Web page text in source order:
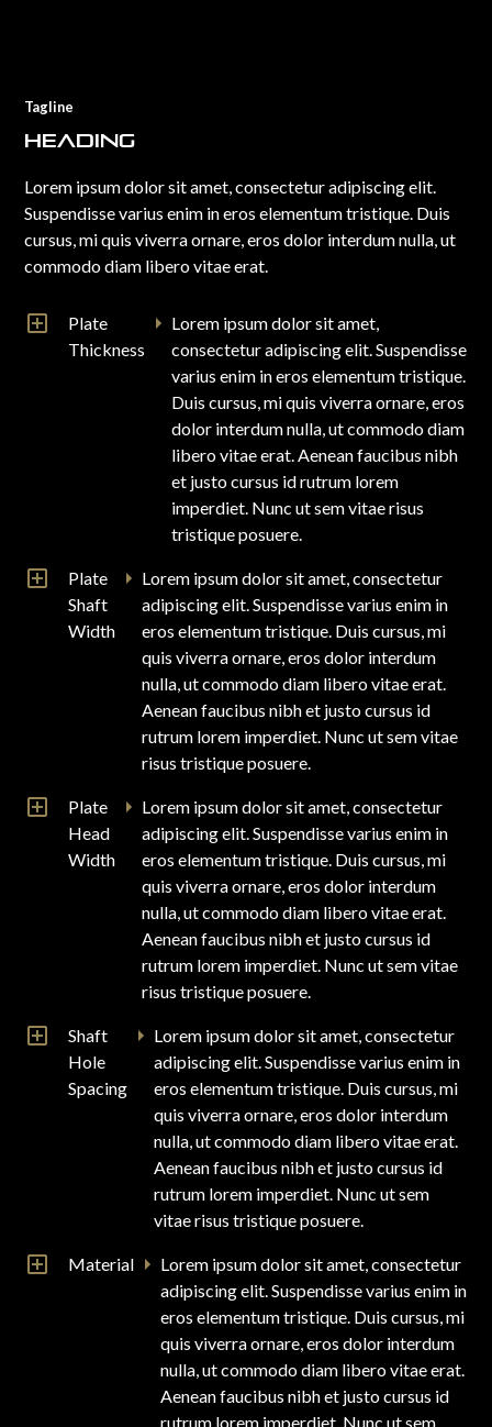
Tagline
Heading
Lorem ipsum dolor sit amet, consectetur adipiscing elit.
Suspendisse varius enim in eros elementum tristique. Duis
cursus, mi quis viverra ornare, eros dolor interdum nulla, ut
commodo diam libero vitae erat.
Plate
Thickness
Lorem ipsum dolor sit amet,
consectetur adipiscing elit. Suspendisse
varius enim in eros elementum tristique.
Duis cursus, mi quis viverra ornare, eros
dolor interdum nulla, ut commodo diam
libero vitae erat. Aenean faucibus nibh
et justo cursus id rutrum lorem
imperdiet. Nunc ut sem vitae risus
tristique posuere.
Plate
Shaft
Width
Lorem ipsum dolor sit amet, consectetur
adipiscing elit. Suspendisse varius enim in
eros elementum tristique. Duis cursus, mi
quis viverra ornare, eros dolor interdum
nulla, ut commodo diam libero vitae erat.
Aenean faucibus nibh et justo cursus id
rutrum lorem imperdiet. Nunc ut sem vitae
risus tristique posuere.
Plate
Head
Width
Lorem ipsum dolor sit amet, consectetur
adipiscing elit. Suspendisse varius enim in
eros elementum tristique. Duis cursus, mi
quis viverra ornare, eros dolor interdum
nulla, ut commodo diam libero vitae erat.
Aenean faucibus nibh et justo cursus id
rutrum lorem imperdiet. Nunc ut sem vitae
risus tristique posuere.
Shaft
Hole
Spacing
Lorem ipsum dolor sit amet, consectetur
adipiscing elit. Suspendisse varius enim in
eros elementum tristique. Duis cursus, mi
quis viverra ornare, eros dolor interdum
nulla, ut commodo diam libero vitae erat.
Aenean faucibus nibh et justo cursus id
rutrum lorem imperdiet. Nunc ut sem
vitae risus tristique posuere.
Material
Lorem ipsum dolor sit amet, consectetur
adipiscing elit. Suspendisse varius enim in
eros elementum tristique. Duis cursus, mi
quis viverra ornare, eros dolor interdum
nulla, ut commodo diam libero vitae erat.
Aenean faucibus nibh et justo cursus id
rutrum lorem imperdiet. Nunc ut sem